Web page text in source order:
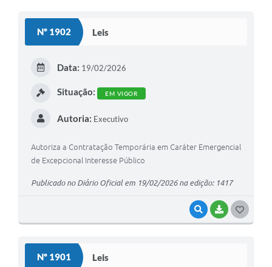
Nº 1902 Leis
VISUALIZAR
BAIXAR
Data: 19/02/2026
Situação: EM VIGOR
Autoria: Executivo
Autoriza a Contratação Temporária em Caráter Emergencial
de Excepcional Interesse Público
Publicado no Diário Oficial em 19/02/2026 na edição: 1417
Nº 1901 Leis